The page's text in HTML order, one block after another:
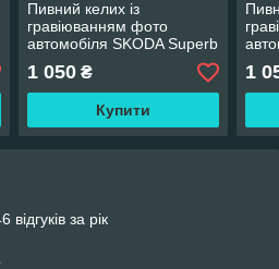
Пивний келих із
гравіюванням фото
автомобіля SKODA Superb
Шкода Суперб —
подарунок для водія
1 050₴
Купити
1
за рік